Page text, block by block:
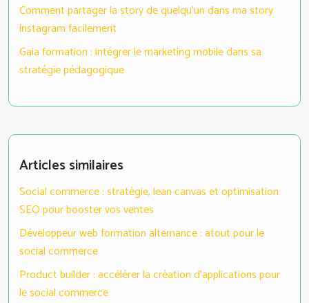
Comment partager la story de quelqu’un dans ma story
instagram facilement
Gaia formation : intégrer le marketing mobile dans sa
stratégie pédagogique
Articles similaires
Social commerce : stratégie, lean canvas et optimisation
SEO pour booster vos ventes
Développeur web formation alternance : atout pour le
social commerce
Product builder : accélérer la création d’applications pour
le social commerce